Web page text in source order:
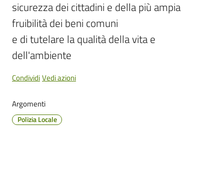
Trasparente
Tutti
gli
argomenti...
Seguici
su
sicurezza dei cittadini e della più ampia
fruibilità dei beni comuni
e di tutelare la qualità della vita e
dell'ambiente
CondividiVedi azioni
Argomenti
Polizia Locale